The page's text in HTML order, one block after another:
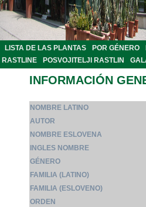
LISTA DE LAS PLANTAS POR GÉNERO
RASTLINE
POSVOJITELJI RASTLIN
INFORMACIÓN
NOMBRE LATINO
AUTOR
NOMBRE ESLOVENA
INGLES NOMBRE
GÉNERO
FAMILIA (LATINO)
FAMILIA (ESLOVENO)
ORDEN